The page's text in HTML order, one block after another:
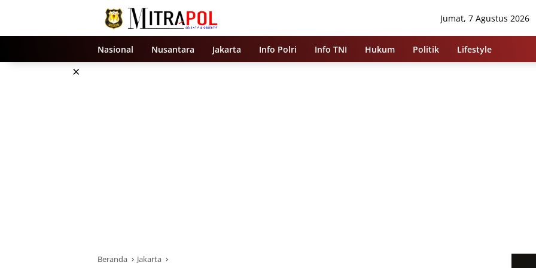
Jumat, 7 Agustus 2026
Nasional Nusantara Jakarta Info Polri Info TNI Hukum Politik Lifestyle
×
Beranda Jakarta